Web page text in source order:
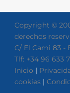
Copyright ©
derechos
C/ El Cami 83 -
Tlf: +34 96 633
Inicio |
cookies |